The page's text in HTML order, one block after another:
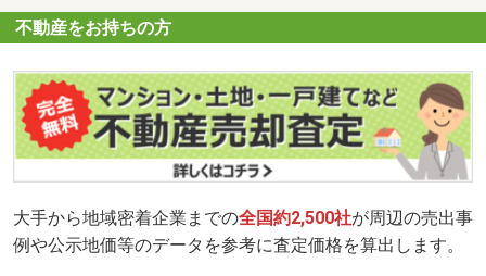
不動産をお持ちの方
大手から地域密着企業までの全国約2,500社が周辺の売出事
例や公示地価等のデータを参考に査定価格を算出します。